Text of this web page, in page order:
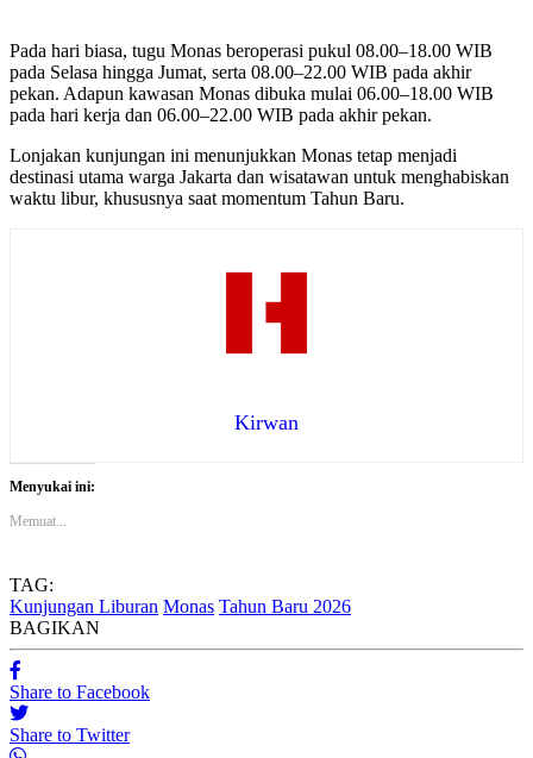
Pada hari biasa, tugu Monas beroperasi pukul 08.00–18.00 WIB
pada Selasa hingga Jumat, serta 08.00–22.00 WIB pada akhir
pekan. Adapun kawasan Monas dibuka mulai 06.00–18.00 WIB
pada hari kerja dan 06.00–22.00 WIB pada akhir pekan.
Lonjakan kunjungan ini menunjukkan Monas tetap menjadi
destinasi utama warga Jakarta dan wisatawan untuk menghabiskan
waktu libur, khususnya saat momentum Tahun Baru.
Kirwan
Menyukai ini:
Memuat...
TAG:
Kunjungan Liburan Monas Tahun Baru 2026
BAGIKAN
Share to Facebook
Share to Twitter